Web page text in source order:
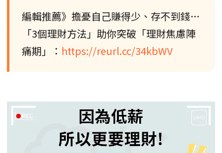
編輯推薦》擔憂自己賺得少、存不到錢…
「3個理財方法」助你突破「理財焦慮陣
痛期」： https://reurl.cc/34kbWV